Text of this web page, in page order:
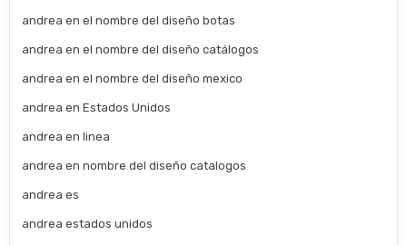
andrea en el nombre del diseño botas
andrea en el nombre del diseño catálogos
andrea en el nombre del diseño mexico
andrea en Estados Unidos
andrea en linea
andrea en nombre del diseño catalogos
andrea es
andrea estados unidos